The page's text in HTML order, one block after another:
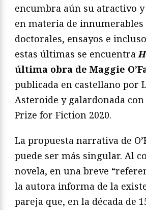
encumbra aún su atractivo
en materia de innumerables
doctorales, ensayos e
estas últimas se encuentra
última obra de Maggie
publicada en castellano por
Asteroide y galardonada con
Prize for Fiction 2020.
La propuesta narrativa de
puede ser más singular. Al
novela, en una breve
la autora informa de la
pareja que, en la década de